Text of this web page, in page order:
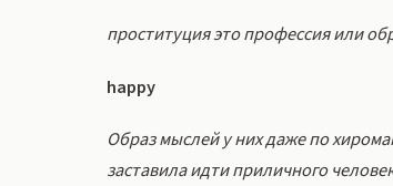
проституция это профессия или
happy
Образ мыслей у них даже по
заставила идти приличного